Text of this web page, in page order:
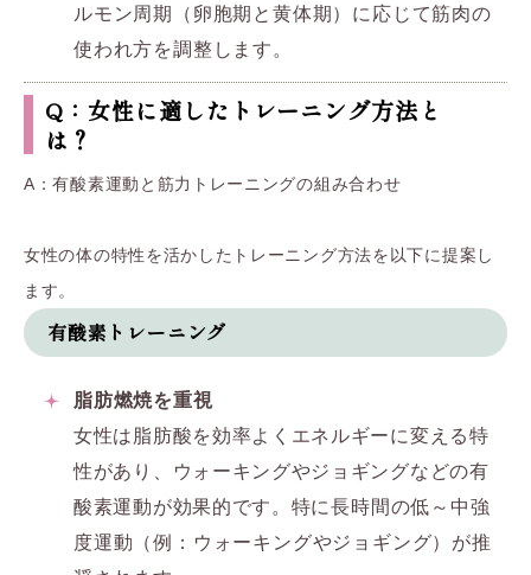
ルモン周期（卵胞期と黄体期）に応じて筋肉の
使われ方を調整します。
Q：女性に適したトレーニング方法と
は？
A：有酸素運動と筋力トレーニングの組み合わせ
女性の体の特性を活かしたトレーニング方法を以下に提案し
ます。
有酸素トレーニング
脂肪燃焼を重視
女性は脂肪酸を効率よくエネルギーに変える特
性があり、ウォーキングやジョギングなどの有
酸素運動が効果的です。特に長時間の低～中強
度運動（例：ウォーキングやジョギング）が推